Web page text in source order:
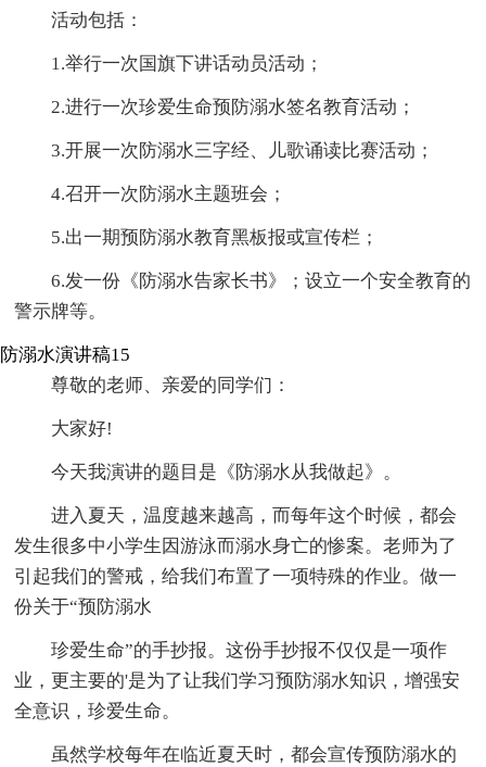
活动包括：
1.举行一次国旗下讲话动员活动；
2.进行一次珍爱生命预防溺水签名教育活动；
3.开展一次防溺水三字经、儿歌诵读比赛活动；
4.召开一次防溺水主题班会；
5.出一期预防溺水教育黑板报或宣传栏；
6.发一份《防溺水告家长书》；设立一个安全教育的
警示牌等。
防溺水演讲稿15
尊敬的老师、亲爱的同学们：
大家好!
今天我演讲的题目是《防溺水从我做起》。
进入夏天，温度越来越高，而每年这个时候，都会
发生很多中小学生因游泳而溺水身亡的惨案。老师为了
引起我们的警戒，给我们布置了一项特殊的作业。做一
份关于“预防溺水
珍爱生命”的手抄报。这份手抄报不仅仅是一项作
业，更主要的'是为了让我们学习预防溺水知识，增强安
全意识，珍爱生命。
虽然学校每年在临近夏天时，都会宣传预防溺水的